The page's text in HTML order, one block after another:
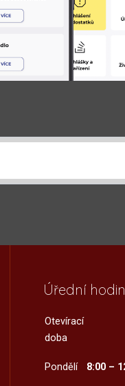
Úřední
Otevírací
doba
Pondělí 8:00 –